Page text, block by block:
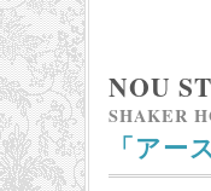
NOU
SHAKER
「アー